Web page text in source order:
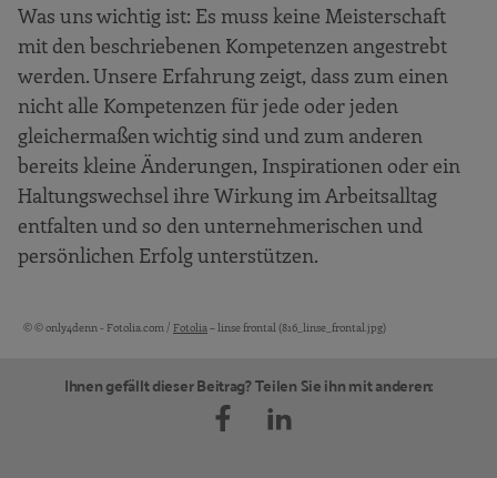
Was uns wichtig ist: Es muss keine Meisterschaft
mit den beschriebenen Kompetenzen angestrebt
werden. Unsere Erfahrung zeigt, dass zum einen
nicht alle Kompetenzen für jede oder jeden
gleichermaßen wichtig sind und zum anderen
bereits kleine Änderungen, Inspirationen oder ein
Haltungswechsel ihre Wirkung im Arbeitsalltag
entfalten und so den unternehmerischen und
persönlichen Erfolg unterstützen.
Bildquellen und Copyright-Hinweise
© © only4denn - Fotolia.com / Fotolia – linse frontal (816_linse_frontal.jpg)
Ihnen gefällt dieser Beitrag? Teilen Sie ihn mit anderen: